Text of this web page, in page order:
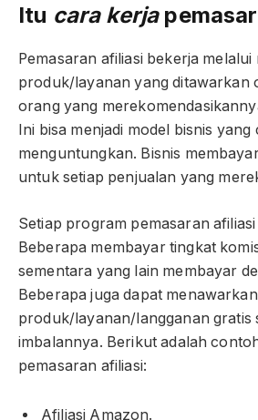
Itu cara kerja
Pemasaran afiliasi bekerja melalui
produk/layanan yang ditawarkan
orang yang
Ini bisa menjadi model bisnis yang
menguntungkan. Bisnis
untuk setiap penjualan yang
Setiap program pemasaran
Beberapa membayar tingkat
sementara yang lain membayar
Beberapa juga dapat menawarkan
produk/layanan/langganan gratis
imbalannya. Berikut adalah
pemasaran afiliasi:
Afiliasi Amazon.